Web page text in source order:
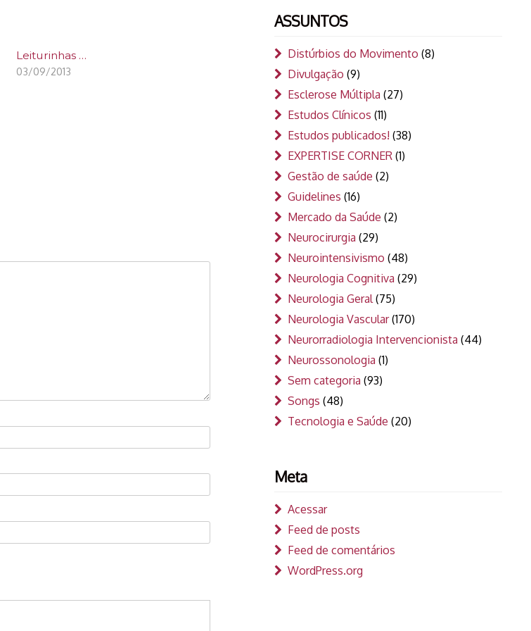
Leiturinhas …
03/09/2013
ASSUNTOS
Distúrbios do Movimento (8)
Divulgação (9)
Esclerose Múltipla (27)
Estudos Clínicos (11)
Estudos publicados! (38)
EXPERTISE CORNER (1)
Gestão de saúde (2)
Guidelines (16)
Mercado da Saúde (2)
Neurocirurgia (29)
Neurointensivismo (48)
Neurologia Cognitiva (29)
Neurologia Geral(75)
Neurologia Vascular(170)
Neurorradiologia Intervencionista (44)
Neurossonologia (1)
Sem categoria (93)
Songs (48)
Tecnologia e Saúde (20)
Meta
Acessar
Feed de posts
Feed de comentários
WordPress.org